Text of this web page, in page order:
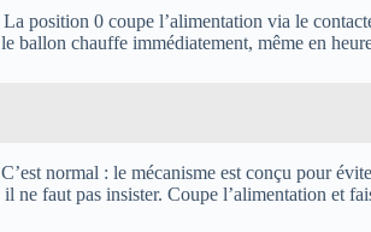
position 0 coupe l’alimentation via le
ballon chauffe immédiatement, même en
normal : le mécanisme est conçu pour
faut pas insister. Coupe l’alimentation et